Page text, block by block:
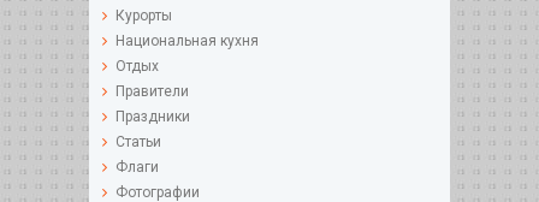
Курорты
Национальная кухня
Отдых
Правители
Праздники
Статьи
Флаги
Фотографии